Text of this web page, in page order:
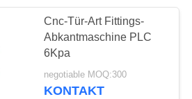
Cnc-Tür-Art Fittings-
Abkantmaschine PLC
6Kpa
negotiable MOQ:300
KONTAKT